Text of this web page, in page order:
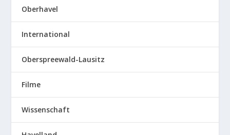
Oberhavel
International
Oberspreewald-Lausitz
Filme
Wissenschaft